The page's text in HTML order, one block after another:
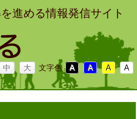
進める情報発信サイト
中 大 文字色 A A A A